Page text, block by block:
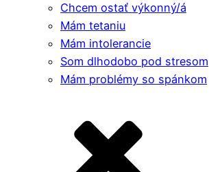
Chcem ostať výkonný/á
Mám tetaniu
Mám intolerancie
Som dlhodobo pod stresom
Mám problémy so spánkom